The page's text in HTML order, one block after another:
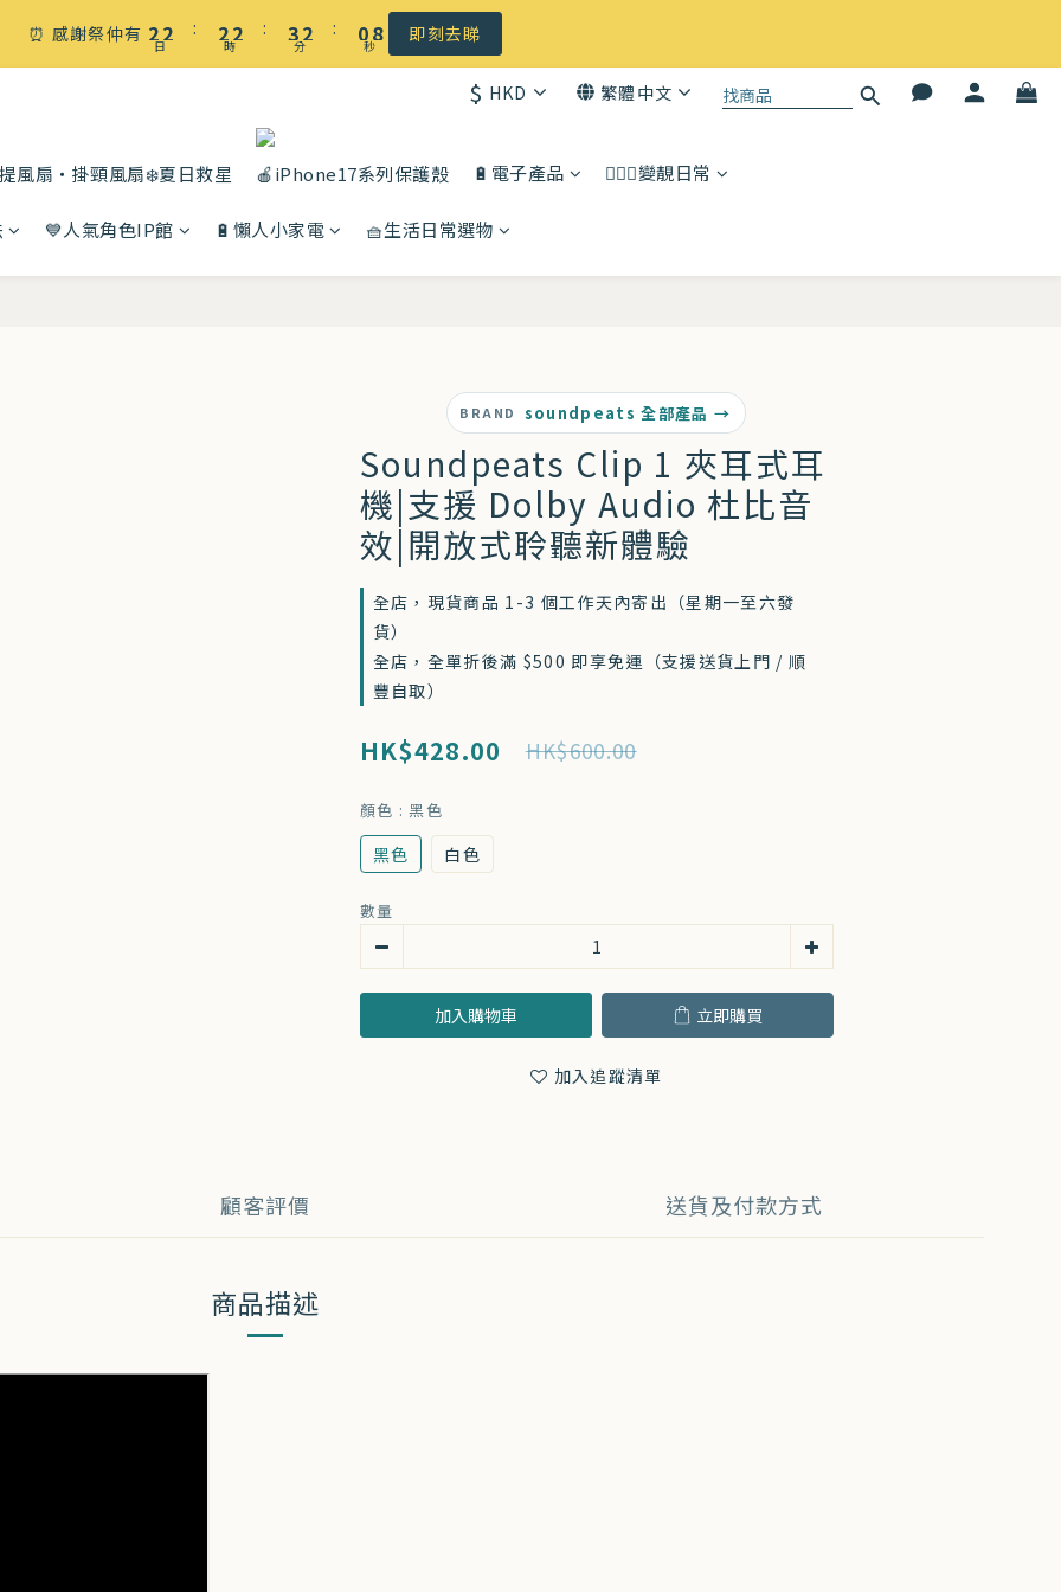
☀️ 盛夏感謝祭低至5折｜滿$500 全港免運
⏰ 感謝祭仲有 2
1
2
1
日
:
2
1
2
1
時
:
3
2
2
1
分
:
0 8
7
3
2
秒 即刻去睇
$ HKD 繁體中文
風扇・掛頸風扇❄️夏日救星 🍎iPhone17系列保護殼 🔋電子產品 💆🏻‍♀️變靚日常
💙人氣角色IP館 🔋懶人小家電 🧺生活日常選物
BRAND soundpeats 全部產品 →
Soundpeats Clip 1 夾耳式耳
機|支援 Dolby Audio 杜比音
效|開放式聆聽新體驗
全店，現貨商品 1-3 個工作天內寄出（星期一至六發
貨）
全店，全單折後滿 $500 即享免運（支援送貨上門 / 順
豐自取）
HK$428.00 HK$600.00
顏色 : 黑色
黑色 白色
數量
加入購物車 立即購買
加入追蹤清單
送貨及付款方式
顧客評價
商品描述